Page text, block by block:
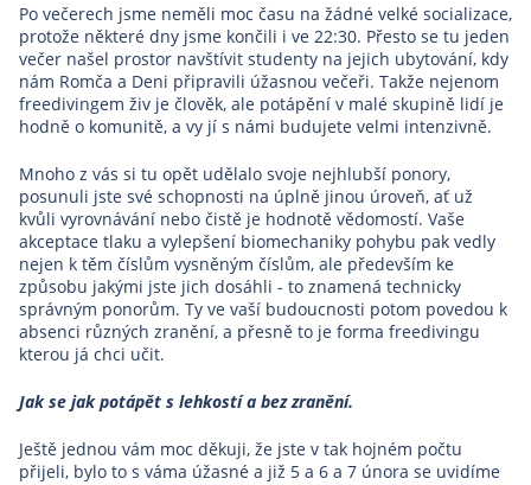
Po večerech jsme neměli moc času na žádné velké socializace,
protože některé dny jsme končili i ve 22:30. Přesto se tu jeden
večer našel prostor navštívit studenty na jejich ubytování, kdy
nám Romča a Deni připravili úžasnou večeři. Takže nejenom
freedivingem živ je člověk, ale potápění v malé skupině lidí je
hodně o komunitě, a vy jí s námi budujete velmi intenzivně.
Mnoho z vás si tu opět udělalo svoje nejhlubší ponory,
posunuli jste své schopnosti na úplně jinou úroveň, ať už
kvůli vyrovnávání nebo čistě je hodnotě vědomostí. Vaše
akceptace tlaku a vylepšení biomechaniky pohybu pak vedly
nejen k těm číslům vysněným číslům, ale především ke
způsobu jakými jste jich dosáhli - to znamená technicky
správným ponorům. Ty ve vaší budoucnosti potom povedou k
absenci různých zranění, a přesně to je forma freedivingu
kterou já chci učit.
Jak se jak potápět s lehkostí a bez zranění.
Ještě jednou vám moc děkuji, že jste v tak hojném počtu
přijeli, bylo to s váma úžasné a již 5 a 6 a 7 února se uvidíme